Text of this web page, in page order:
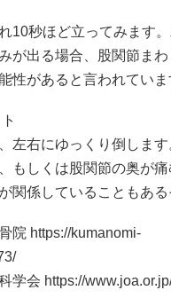
10秒ほど立ってみます
が出る場合、股関節まわ
性があると言われていま
左右にゆっくり倒しま
もしくは股関節の奥が
関係していることもある
院 https://kumanomi-
学会 https://